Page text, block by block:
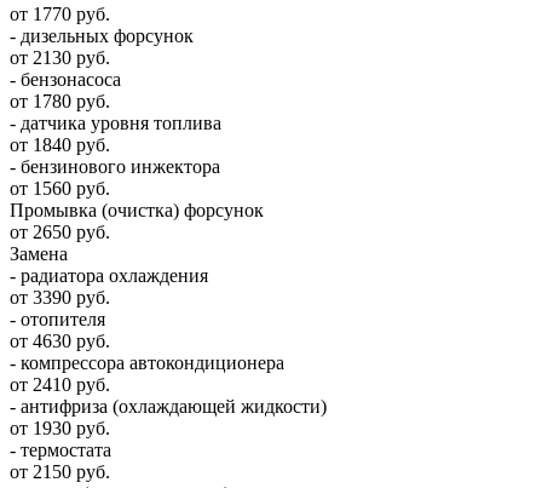
от 1770 руб.
- дизельных форсунок
от 2130 руб.
- бензонасоса
от 1780 руб.
- датчика уровня топлива
от 1840 руб.
- бензинового инжектора
от 1560 руб.
Промывка (очистка) форсунок
от 2650 руб.
Замена
- радиатора охлаждения
от 3390 руб.
- отопителя
от 4630 руб.
- компрессора автокондиционера
от 2410 руб.
- антифриза (охлаждающей жидкости)
от 1930 руб.
- термостата
от 2150 руб.